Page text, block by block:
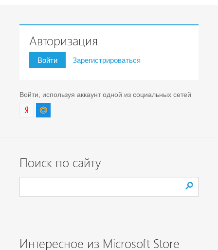
Авторизация
Войти Зарегистрироваться
Войти, используя аккаунт одной из социальных сетей
Поиск по сайту
Интересное из Microsoft Store